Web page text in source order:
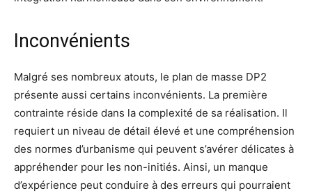
Inconvénients
Malgré ses nombreux atouts, le plan de masse DP2
présente aussi certains inconvénients. La première
contrainte réside dans la complexité de sa réalisation. Il
requiert un niveau de détail élevé et une compréhension
des normes d’urbanisme qui peuvent s’avérer délicates à
appréhender pour les non-initiés. Ainsi, un manque
d’expérience peut conduire à des erreurs qui pourraient